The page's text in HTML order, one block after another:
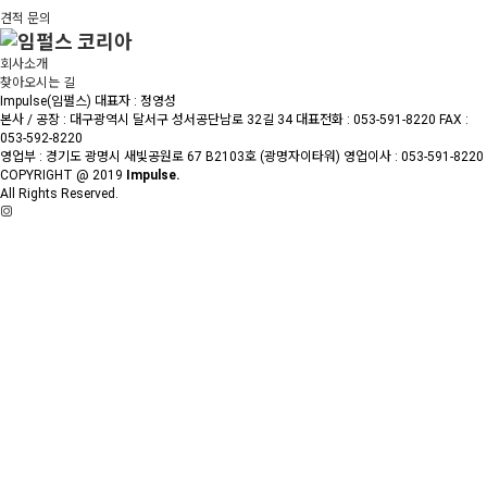
견적 문의
회사소개
찾아오시는 길
Impulse(임펄스) 대표자 : 정영성
본사 / 공장 : 대구광역시 달서구 성서공단남로 32길 34 대표전화 : 053-591-8220 FAX :
053-592-8220
영업부 : 경기도 광명시 새빛공원로 67 B2103호 (광명자이타워) 영업이사 : 053-591-8220
COPYRIGHT @ 2019
Impulse.
All Rights Reserved.